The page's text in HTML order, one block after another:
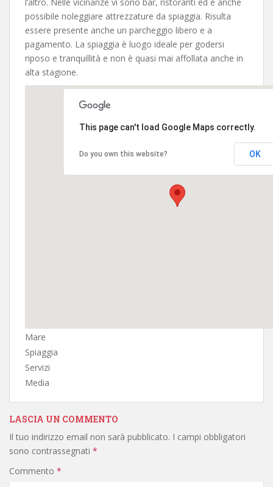
possibile noleggiare attrezzature da spiaggia. Risulta
essere presente anche un parcheggio libero e a
pagamento. La spiaggia è luogo ideale per godersi
riposo e tranquillità e non è quasi mai affollata anche in
alta stagione.
This page can't load Google Maps correctly.
Do you own this website? OK
Mare
Spiaggia
Servizi
Media
LASCIA UN COMMENTO
Il tuo indirizzo email non sarà pubblicato. I campi obbligatori
sono contrassegnati *
Commento *